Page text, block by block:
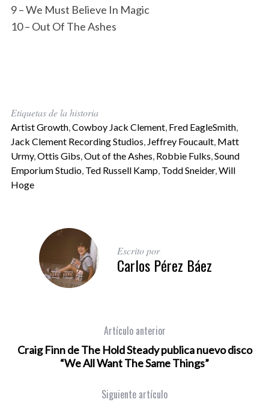
9 – We Must Believe In Magic
10 – Out Of The Ashes
Etiquetas de la historia
Artist Growth, Cowboy Jack Clement, Fred EagleSmith,
Jack Clement Recording Studios Jeffrey Foucault, Matt
Urmy, Ottis Gibs Out of the Ashes Robbie Fulks Sound
Emporium Studio, Ted Russell Kamp, Todd Sneider, Will
Hoge
Escrito por
Carlos Pérez Báez
Artículo anterior
Craig Finn de The Hold Steady publica nuevo disco
“We All Want The Same Things”
Siguiente artículo